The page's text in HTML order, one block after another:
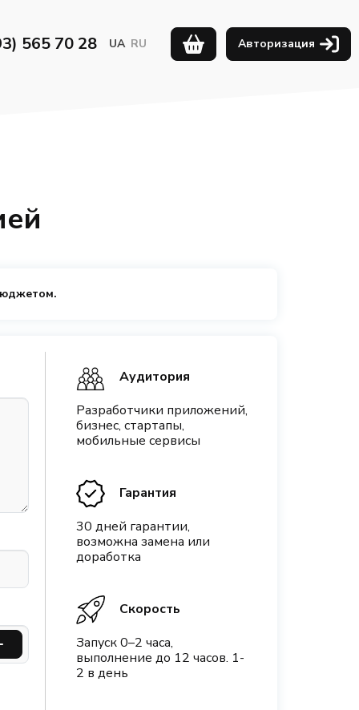
565 70 28 UA RU Авторизация
Аудитория
Разработчики приложений,
бизнес, стартапы,
мобильные сервисы
Гарантия
30 дней гарантии,
возможна замена или
доработка
Скорость
Запуск 0–2 часа,
выполнение до 12 часов. 1-
2 в день